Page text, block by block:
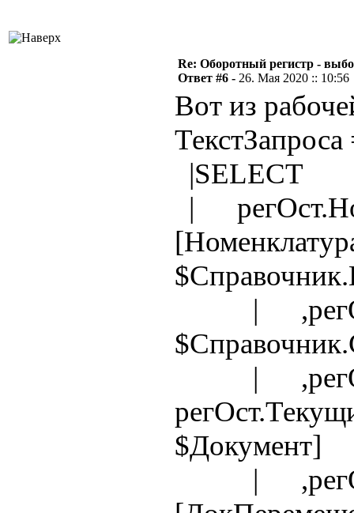
Re: Оборотный регистр -
Ответ #6 - 26. Мая 2020 :: 10:56
Вот из
ТекстЗапроса
|SELECT
|
|
|
$Документ]
|